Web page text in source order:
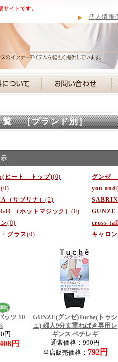
サイトです。
個人情報
覧 ［ブランド別］
ヒート トップ)(0) グンゼ
(0) you and
（サブリナ） (2)
（ホットマジック） (0) GUNZE
(0) cross
グラス(0) キャロン
ッツ 10
円
円
GUNZE(グンゼ)Tuche(トゥシ
ェ) 婦人9分丈重ねばき専用レ
ギンス ペチレギ
通常価格：990円
当店販売価格： 792円